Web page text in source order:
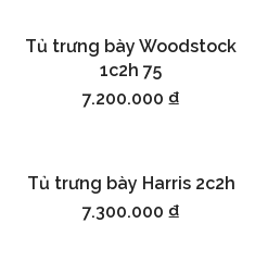
Thêm vào giỏ hàng
Tủ trưng bày Woodstock
1c2h 75
7.200.000 ₫
Thêm vào giỏ hàng
Tủ trưng bày Harris 2c2h
7.300.000 ₫